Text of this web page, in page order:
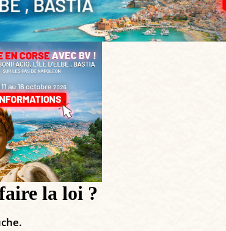
la loi ?